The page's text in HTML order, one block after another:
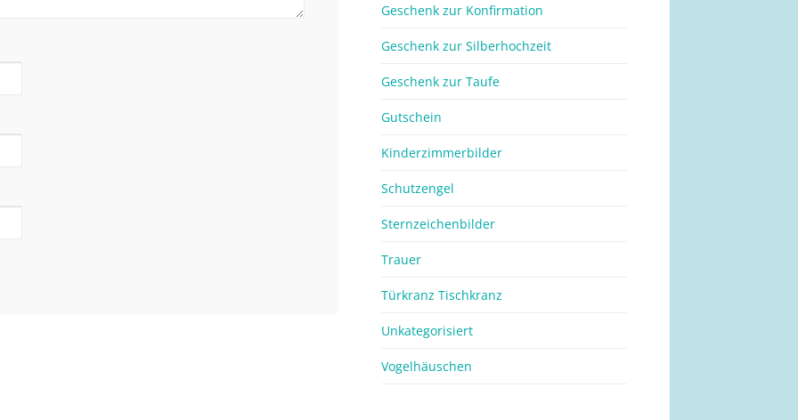
Geschenk zur Konfirmation
Geschenk zur Silberhochzeit
Geschenk zur Taufe
Gutschein
Kinderzimmerbilder
Schutzengel
Sternzeichenbilder
Trauer
Türkranz Tischkranz
Unkategorisiert
Vogelhäuschen